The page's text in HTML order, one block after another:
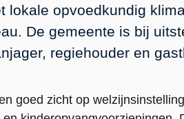
lokale opvoedkundig
De gemeente is bij
regiehouder en
goed zicht op